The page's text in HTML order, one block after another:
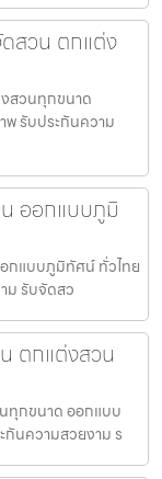
สวน ตกแต่ง
สวนทุกขนาด
รับประกันความ
ออกแบบภูมิ
กแบบภูมิทัศน์ ทั่วไทย
ม รับจัดสว
ตกแต่งสวน
ทุกขนาด ออกแบบ
นความสวยงาม ร